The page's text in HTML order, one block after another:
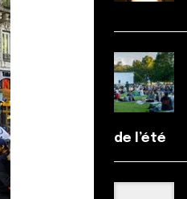
de l’été